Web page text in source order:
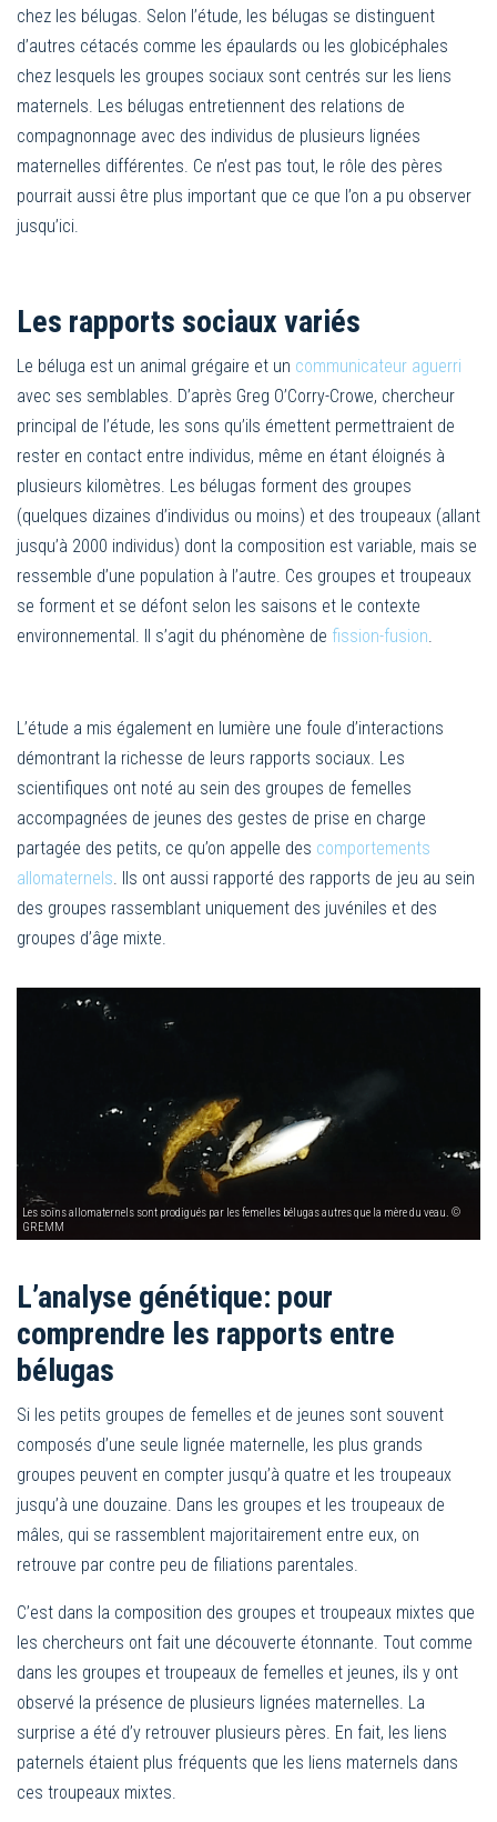
chez les bélugas. Selon l’étude, les bélugas se distinguent
d’autres cétacés comme les épaulards ou les globicéphales
chez lesquels les groupes sociaux sont centrés sur les liens
maternels. Les bélugas entretiennent des relations de
compagnonnage avec des individus de plusieurs lignées
maternelles différentes. Ce n’est pas tout, le rôle des pères
pourrait aussi être plus important que ce que l’on a pu observer
jusqu’ici.
Les rapports sociaux variés
Le béluga est un animal grégaire et un communicateur aguerri
avec ses semblables. D’après Greg O’Corry-Crowe, chercheur
principal de l’étude, les sons qu’ils émettent permettraient de
rester en contact entre individus, même en étant éloignés à
plusieurs kilomètres. Les bélugas forment des groupes
(quelques dizaines d’individus ou moins) et des troupeaux (allant
jusqu’à 2000 individus) dont la composition est variable, mais se
ressemble d’une population à l’autre. Ces groupes et troupeaux
se forment et se défont selon les saisons et le contexte
environnemental. Il s’agit du phénomène de fission-fusion.
L’étude a mis également en lumière une foule d’interactions
démontrant la richesse de leurs rapports sociaux. Les
scientifiques ont noté au sein des groupes de femelles
accompagnées de jeunes des gestes de prise en charge
partagée des petits, ce qu’on appelle des comportements
allomaternels. Ils ont aussi rapporté des rapports de jeu au sein
des groupes rassemblant uniquement des juvéniles et des
groupes d’âge mixte.
Les soins allomaternels sont prodigués par les femelles bélugas autres que la mère du veau. ©
GREMM
L’analyse génétique: pour
comprendre les rapports entre
bélugas
Si les petits groupes de femelles et de jeunes sont souvent
composés d’une seule lignée maternelle, les plus grands
groupes peuvent en compter jusqu’à quatre et les troupeaux
jusqu’à une douzaine. Dans les groupes et les troupeaux de
mâles, qui se rassemblent majoritairement entre eux, on
retrouve par contre peu de filiations parentales.
C’est dans la composition des groupes et troupeaux mixtes que
les chercheurs ont fait une découverte étonnante. Tout comme
dans les groupes et troupeaux de femelles et jeunes, ils y ont
observé la présence de plusieurs lignées maternelles. La
surprise a été d’y retrouver plusieurs pères. En fait, les liens
paternels étaient plus fréquents que les liens maternels dans
ces troupeaux mixtes.